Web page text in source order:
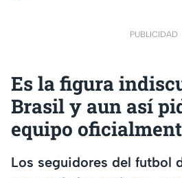
PUBLICIDAD
Es la figura
Brasil y aun así
equipo
Los seguidores del futbol